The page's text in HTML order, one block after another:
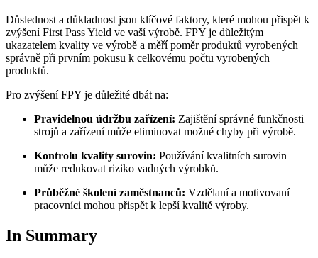
Důslednost a důkladnost jsou klíčové faktory, které mohou přispět k
zvýšení First Pass Yield ve vaší výrobě. FPY je důležitým
ukazatelem kvality ve výrobě a měří poměr produktů vyrobených
správně při prvním pokusu k celkovému počtu vyrobených
produktů.
Pro zvýšení FPY je důležité dbát na:
Pravidelnou údržbu zařízení: Zajištění správné funkčnosti
strojů a zařízení může eliminovat možné chyby při výrobě.
Kontrolu kvality surovin: Používání kvalitních surovin
může redukovat riziko vadných výrobků.
Průběžné školení zaměstnanců: Vzdělaní a motivovaní
pracovníci mohou přispět k lepší kvalitě výroby.
In Summary